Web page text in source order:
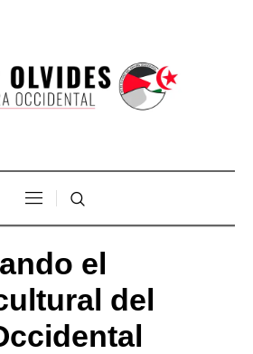
el
del